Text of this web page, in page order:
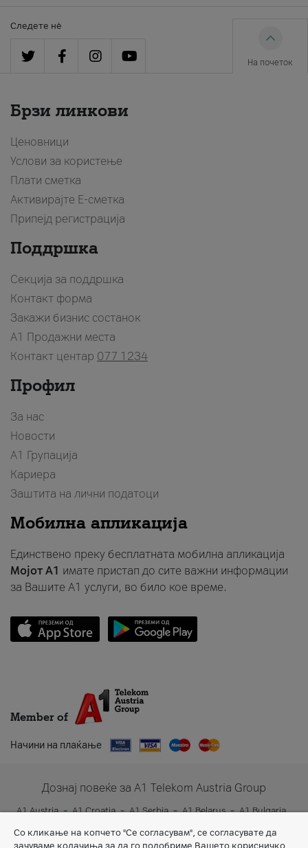
Следете нè
На почеток
Брзи линкови
Ценовници
Услови за користење
Плати сметка
Активирајте Е-сметка
Припејд регистрација
Поддршка
Секција за поддршка
Контакт форма
Закажи бизнис состанок
A1 Продажни места
Контакт центар 077 1234
Профил
За нас
Новости
А1 Групација
Кариера
Заштита на лични податоци
Мобилна апликација
Единствено преку бесплатната мобилна апликација
Мојот A1 имате пристап до сите важни информации
за Вашите A1 услуги, во било кое време.
Member of
Начини на плаќање
Дознај повеќе за A1 Telekom Austria Group
A1 Austria A1 Croatia A1 Serbia A1 Belarus
A1 Bulgaria
Со кликање на копчето "Се согласувам", се согласувате да
зачуваме колачиња за да го подобриме Вашето корисничко